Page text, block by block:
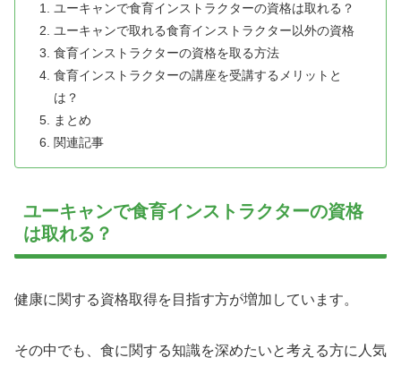
ユーキャンで食育インストラクターの資格は取れる？
ユーキャンで取れる食育インストラクター以外の資格
食育インストラクターの資格を取る方法
食育インストラクターの講座を受講するメリットと
は？
まとめ
関連記事
ユーキャンで食育インストラクターの資格
は取れる？
健康に関する資格取得を目指す方が増加しています。
その中でも、食に関する知識を深めたいと考える方に人気